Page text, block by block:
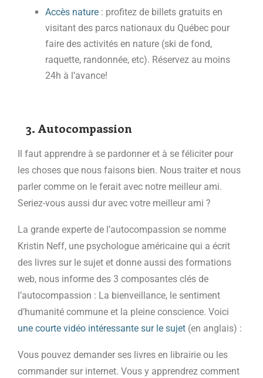
Accès nature : profitez de billets gratuits en
visitant des parcs nationaux du Québec pour
faire des activités en nature (ski de fond,
raquette, randonnée, etc). Réservez au moins
24h à l’avance!
3. Autocompassion
Il faut apprendre à se pardonner et à se féliciter pour
les choses que nous faisons bien. Nous traiter et nous
parler comme on le ferait avec notre meilleur ami.
Seriez-vous aussi dur avec votre meilleur ami ?
La grande experte de l’autocompassion se nomme
Kristin Neff, une psychologue américaine qui a écrit
des livres sur le sujet et donne aussi des formations
web, nous informe des 3 composantes clés de
l’autocompassion : La bienveillance, le sentiment
d’humanité commune et la pleine conscience. Voici
une courte vidéo intéressante sur le sujet (en anglais) :
Vous pouvez demander ses livres en librairie ou les
commander sur internet. Vous y apprendrez comment